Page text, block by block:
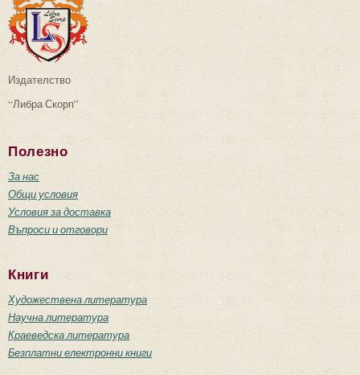
Издателство
“Либра Скорп”
Полезно
За нас
Общи условия
Условия за доставка
Въпроси и отговори
Книги
Художествена литература
Научна литература
Краеведска литература
Безплатни електронни книги